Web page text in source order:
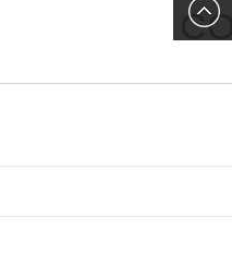
留言报